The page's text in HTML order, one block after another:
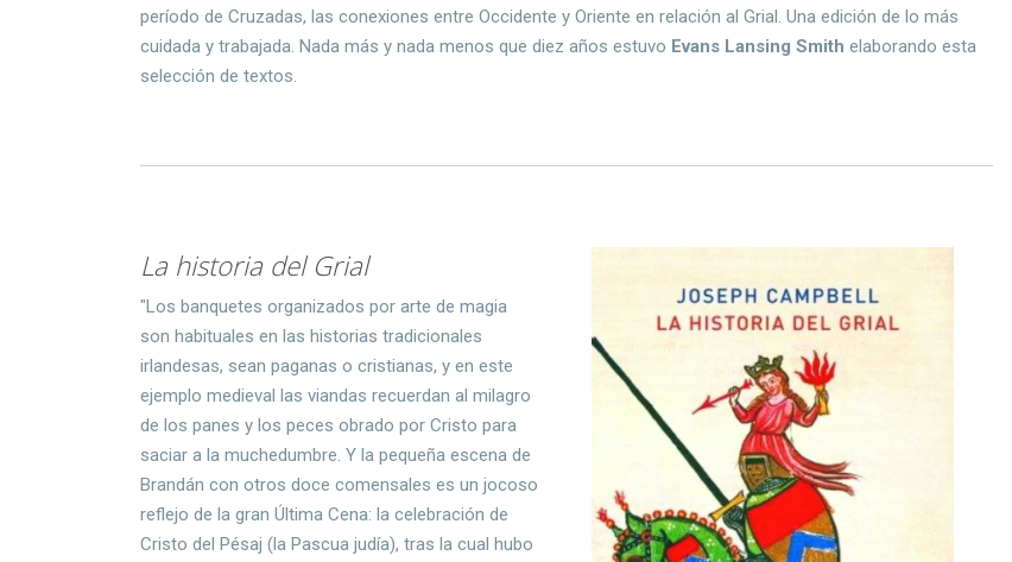
período de Cruzadas, las conexiones entre Occidente y Oriente en relación al Grial. Una edición de lo más
cuidada y trabajada. Nada más y nada menos que diez años estuvo Evans Lansing Smithelaborando esta
selección de textos.
La historia del Grial
"Los banquetes organizados por arte de magia
son habituales en las historias tradicionales
irlandesas, sean paganas o cristianas, y en este
ejemplo medieval las viandas recuerdan al milagro
de los panes y los peces obrado por Cristo para
saciar a la muchedumbre. Y la pequeña escena de
Brandán con otros doce comensales es un jocoso
reflejo de la gran Última Cena: la celebración de
Cristo del Pésaj (la Pascua judía), tras la cual hubo